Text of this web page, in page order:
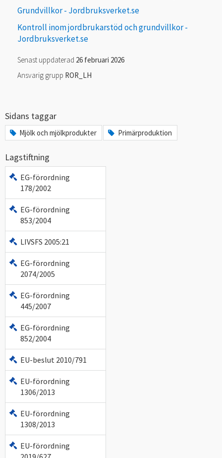
Grundvillkor - Jordbruksverket.se
Kontroll inom jordbrukarstöd och grundvillkor -
Jordbruksverket.se
Senast uppdaterad 26 februari 2026
Ansvarig grupp ROR_LH
Sidans taggar
Mjölk och mjölkprodukter Primärproduktion
Lagstiftning
EG-förordning
178/2002
EG-förordning
853/2004
LIVSFS 2005:21
EG-förordning
2074/2005
EG-förordning
445/2007
EG-förordning
852/2004
EU-beslut 2010/791
EU-förordning
1306/2013
EU-förordning
1308/2013
EU-förordning